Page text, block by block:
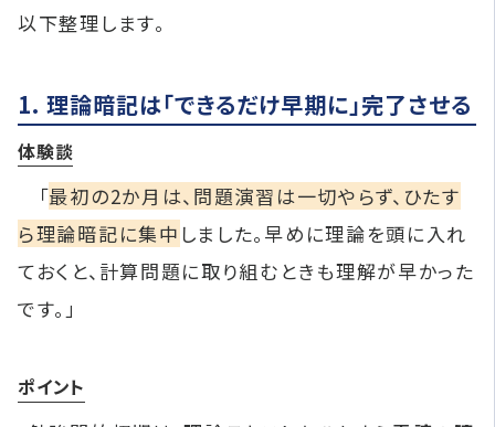
以下整理します。
1. 理論暗記は「できるだけ早期に」完了させる
体験談
「最初の2か月は、問題演習は一切やらず、ひたす
ら理論暗記に集中 しました。早めに理論を頭に入れ
ておくと、計算問題に取り組むときも理解が早かった
です。」
ポイント